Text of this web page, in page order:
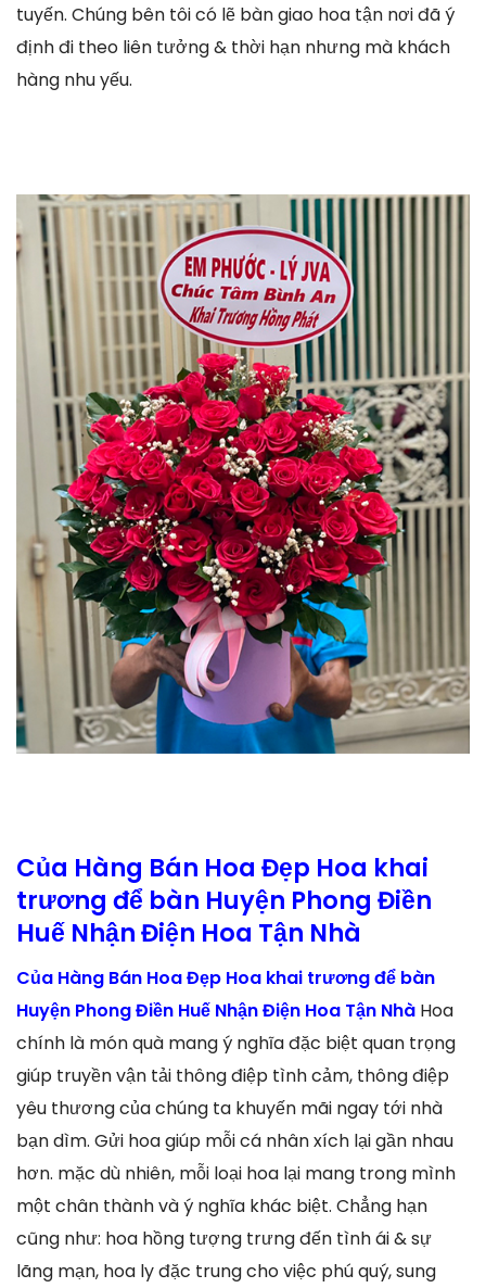
tuyến. Chúng bên tôi có lẽ bàn giao hoa tận nơi đã ý
định đi theo liên tưởng & thời hạn nhưng mà khách
hàng nhu yếu.
Của Hàng Bán Hoa Đẹp Hoa khai
trương để bàn Huyện Phong Điền
Huế Nhận Điện Hoa Tận Nhà
Của Hàng Bán Hoa Đẹp Hoa khai trương để bàn
Huyện Phong Điền Huế Nhận Điện Hoa Tận Nhà Hoa
chính là món quà mang ý nghĩa đặc biệt quan trọng
giúp truyền vận tải thông điệp tình cảm, thông điệp
yêu thương của chúng ta khuyến mãi ngay tới nhà
bạn dìm. Gửi hoa giúp mỗi cá nhân xích lại gần nhau
hơn. mặc dù nhiên, mỗi loại hoa lại mang trong mình
một chân thành và ý nghĩa khác biệt. Chẳng hạn
cũng như: hoa hồng tượng trưng đến tình ái & sự
lãng mạn, hoa ly đặc trung cho việc phú quý, sung